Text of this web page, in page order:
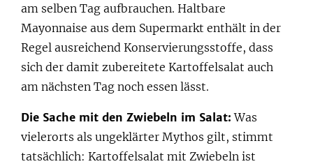
am selben Tag aufbrauchen. Haltbare
Mayonnaise aus dem Supermarkt enthält in der
Regel ausreichend Konservierungsstoffe, dass
sich der damit zubereitete Kartoffelsalat auch
am nächsten Tag noch essen lässt.
Die Sache mit den Zwiebeln im Salat: Was
vielerorts als ungeklärter Mythos gilt, stimmt
tatsächlich: Kartoffelsalat mit Zwiebeln ist